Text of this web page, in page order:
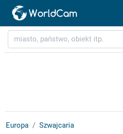
Europa Szwajcaria